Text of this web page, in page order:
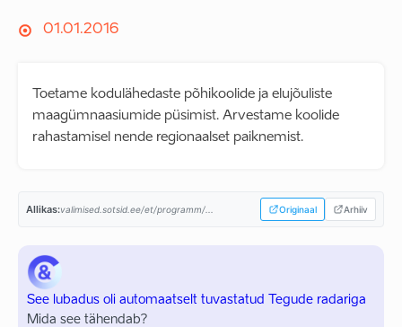
01.01.2016
Toetame kodulähedaste põhikoolide ja elujõuliste
maagümnaasiumide püsimist. Arvestame koolide
rahastamisel nende regionaalset paiknemist.
Allikas:valimised.sotsid.ee/et/programm/... Originaal Arhiiv
See lubadus oli automaatselt tuvastatud Tegude radariga
Mida see tähendab?